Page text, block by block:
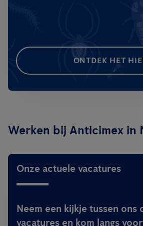
ONTDEK HET
Werken bij Anticimex in
Onze actuele vacatures
Neem een kijkje tussen ons
vacatures en kom langs